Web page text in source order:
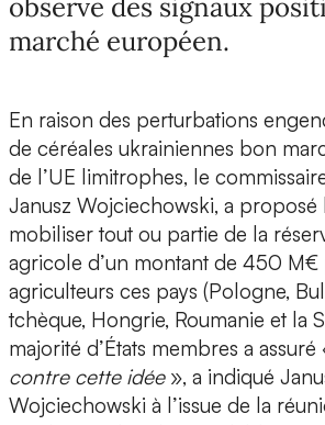
observe des signaux
marché européen.
En raison des perturbations
de céréales ukrainiennes bon
de l’UE limitrophes, le
Janusz Wojciechowski, a proposé
mobiliser tout ou partie de la
agricole d’un montant de 450 M€
agriculteurs ces pays (Pologne,
tchèque, Hongrie, Roumanie et la
majorité d’États membres a assuré
contre cette idée », a indiqué
Wojciechowski à l’issue de la